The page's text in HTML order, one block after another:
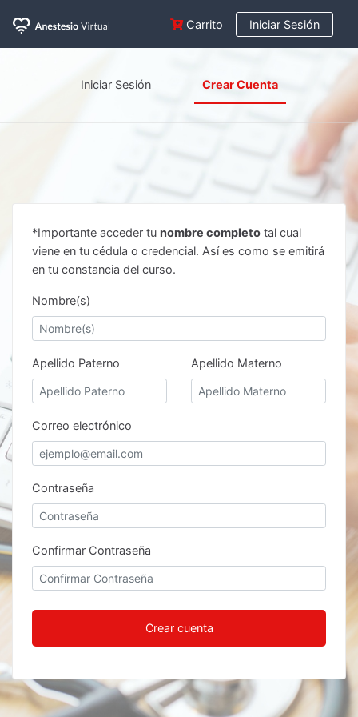
Carrito Iniciar Sesión
Iniciar Sesión Crear Cuenta
*Importante acceder tu nombre completo tal cual
viene en tu cédula o credencial. Así es como se emitirá
en tu constancia del curso.
Nombre(s)
Apellido Paterno Apellido Materno
Correo electrónico
Contraseña
Confirmar Contraseña
Crear cuenta